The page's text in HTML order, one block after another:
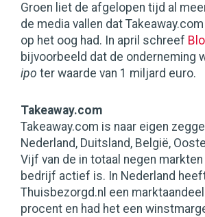
Groen liet de afgelopen tijd al
de media vallen dat
op het oog had. In april schreef
bijvoorbeeld dat de onderneming
ipo ter waarde van 1 miljard euro.
Takeaway.com
Takeaway.com is naar eigen
Nederland, Duitsland, België,
Vijf van de in totaal negen
bedrijf actief is. In Nederland
Thuisbezorgd.nl een
procent en had het een